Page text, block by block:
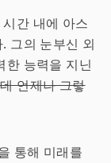
간 내에 아스
그의 눈부신 외
한 능력을 지닌
언제나 그렇
통해 미래를